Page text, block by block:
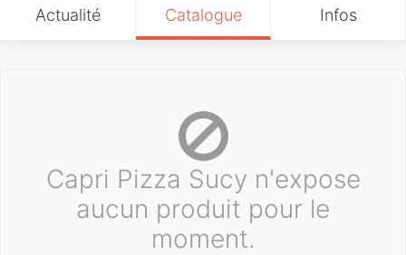
Actualité Catalogue Infos
Capri Pizza Sucy n'expose
aucun produit pour le
moment.